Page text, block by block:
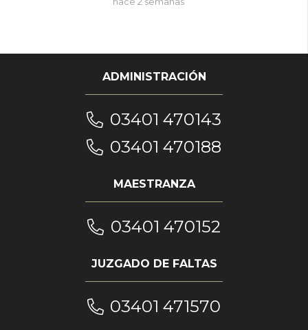
ADMINISTRACIÓN
03401 470143
03401 470188
MAESTRANZA
03401 470152
JUZGADO DE FALTAS
03401 471570